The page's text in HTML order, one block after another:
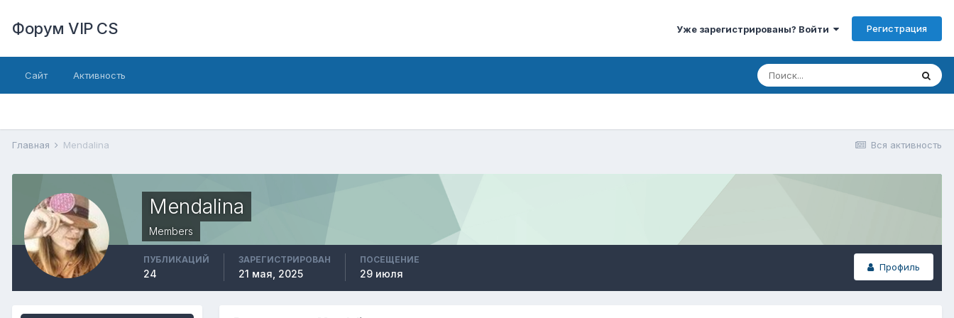
Форум VIP CS Уже зарегистрированы? Войти Регистрация
Сайт Активность
Вся активность
Главная Mendalina
Mendalina
Members
Профиль
ПУБЛИКАЦИЙ
24
ЗАРЕГИСТРИРОВАН
21 мая, 2025
ПОСЕЩЕНИЕ
29 июля